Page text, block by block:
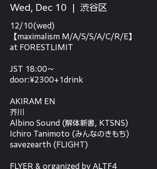
Wed, Dec 10 渋谷区
12/10(wed)
【maximalism M/A/S/S/A/C/R/E】
at FORESTLIMIT
JST 18:00〜
door:¥2300+1drink
AKIRAM EN
芥川
Albino Sound (解体新書, KTSNS)
Ichiro Tanimoto (みんなのきもち)
savezearth (FLIGHT)
FLYER & organized by ALTF4